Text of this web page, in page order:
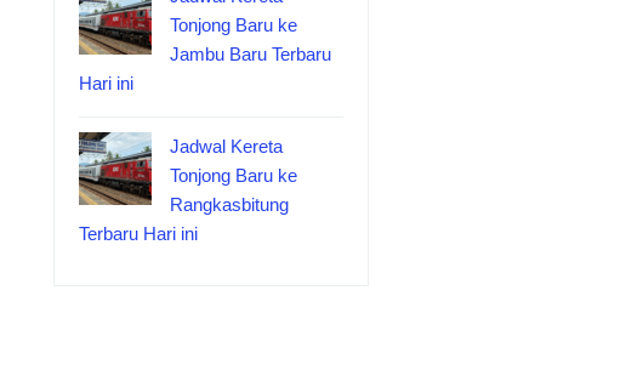
Tonjong Baru ke
Jambu Baru Terbaru
Hari ini
Jadwal Kereta
Tonjong Baru ke
Rangkasbitung
Terbaru Hari ini